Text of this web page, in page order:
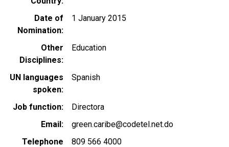
Date of
Nomination
1 January 2015
Other
Disciplines
Education
UN languages
spoken
Spanish
Job function
Directora
Email
green.caribe@codetel.net.do
Telephone
809 566 4000